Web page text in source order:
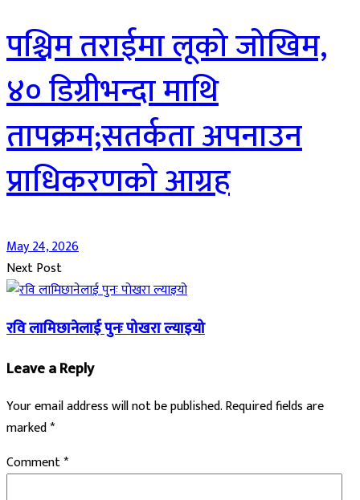
पश्चिम तराईमा लूको जोखिम,
४० डिग्रीभन्दा माथि
तापक्रम;सतर्कता अपनाउन
प्राधिकरणको आग्रह
May 24, 2026
Next Post
रवि लामिछानेलाई पुनः पोखरा ल्याइयो
Leave a Reply
Your email address will not be published.Required fields are
marked*
Comment*